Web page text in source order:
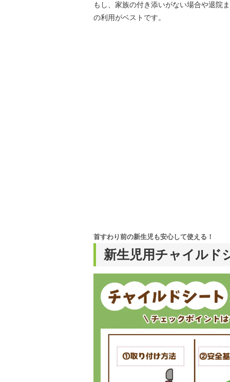
もし、家族の付き添いがない場合や退院
の利用がベストです。
新生児用チャイルド
首すわり前の新生児も安心して使える！